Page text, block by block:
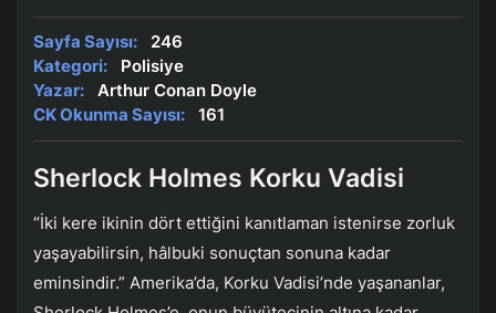
Sayfa Sayısı:
246
Kategori:
Polisiye
Yazar:
Arthur Conan Doyle
CK Okunma Sayısı:
161
Sherlock Holmes Korku Vadisi
“İki kere ikinin dört ettiğini kanıtlaman istenirse zorluk
yaşayabilirsin, hâlbuki sonuçtan sonuna kadar
eminsindir.” Amerika’da, Korku Vadisi’nde yaşananlar,